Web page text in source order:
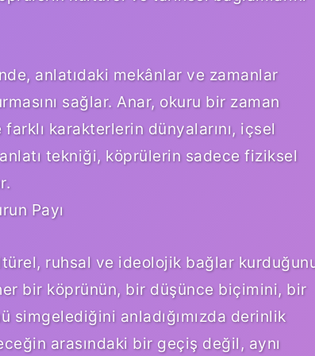
anlatıdaki mekânlar ve zamanlar
sağlar. Anar, okuru bir zaman
karakterlerin dünyalarını, içsel
anlatı tekniği, köprülerin sadece fiziksel
Payı
ruhsal ve ideolojik bağlar
bir köprünün, bir düşünce biçimini, bir
anladığımızda derinlik
arasındaki bir geçiş değil, aynı